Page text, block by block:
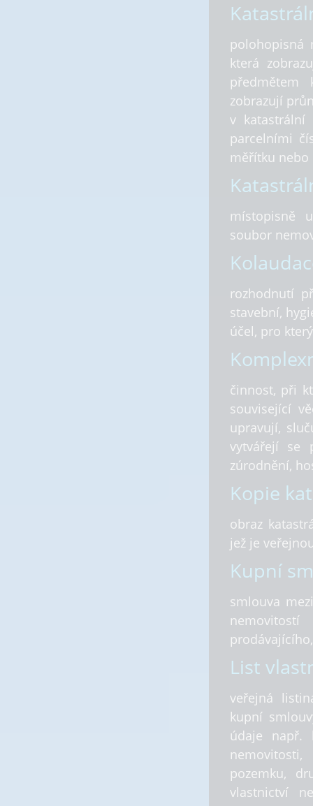
polohopisná
která
zobrazují
v katastrální
parcelními
měřítku
místopisně
soubor
rozhodnutí
stavební,
účel, pro
činnost, při
související
upravují,
vytvářejí se
zúrodnění,
Kopie
obraz
jež je
Kupní
smlouva
List
veřejná
kupní
údaje např.
pozemku,
vlastnictví